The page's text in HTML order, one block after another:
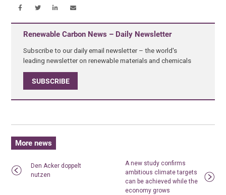
Renewable Carbon News – Daily Newsletter
Subscribe to our daily email newsletter – the world's
leading newsletter on renewable materials and chemicals
SUBSCRIBE
More news
Den Acker doppelt
nutzen
A new study confirms
ambitious climate targets
can be achieved while the
economy grows